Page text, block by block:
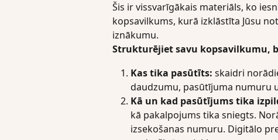
Šis ir vissvarīgākais materiāls, ko
kopsavilkums, kurā izklāstīta Jūsu
iznākumu.
Strukturējiet savu kopsavilkumu,
Kas tika pasūtīts: skaidri
daudzumu, pasūtījuma numuru
Kā un kad pasūtījums tika
kā pakalpojums tika sniegts.
izsekošanas numuru. Digitālo